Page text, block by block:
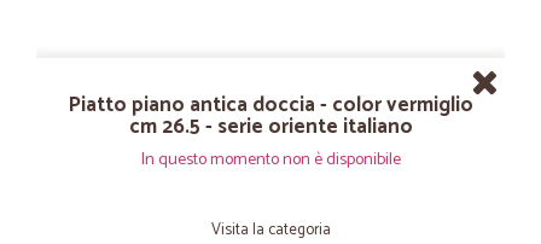
Piatto piano antica doccia - color vermiglio
cm 26.5 - serie oriente italiano
In questo momento non è disponibile
Visita la categoria